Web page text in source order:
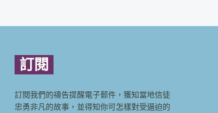
訂閱
訂閱我們的禱告提醒電子郵件，獲知當地信徒
忠勇非凡的故事，並得知你可怎樣對受逼迫的